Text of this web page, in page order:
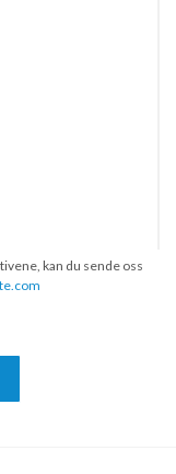
kan du sende oss